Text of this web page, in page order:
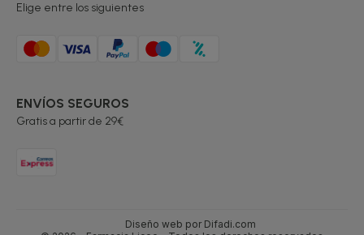
Elige entre los siguientes
ENVÍOS SEGUROS
Gratis a partir de 29€
Diseño web por Difadi.com